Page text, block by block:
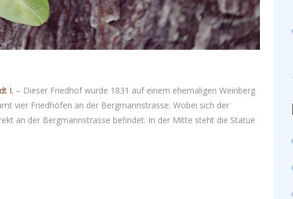
I. – Dieser Friedhof wurde 1831 auf einem ehemaligen Weinberg
vier Friedhöfen an der Bergmannstrasse. Wobei sich der
an der Bergmannstrasse befindet. In der Mitte steht die Statue